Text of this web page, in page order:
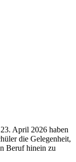
April 2026 haben
die Gelegenheit,
Beruf hinein zu